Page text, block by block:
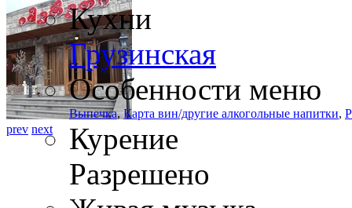
prev next
Кухни
Грузинская
Особенности меню
Выпечка,Карта вин/другие алкогольные напитки,
Курение
Разрешено